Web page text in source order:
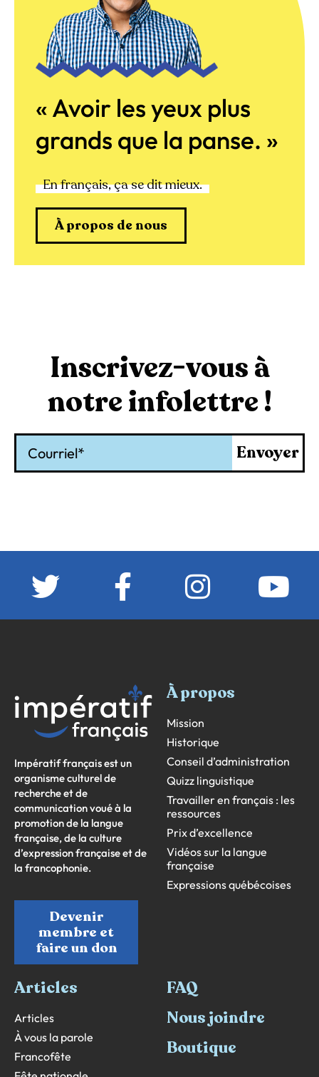
« Avoir les yeux plus
grands que la panse. »
En français, ça se dit mieux.
À propos de nous
Inscrivez-vous à
notre infolettre !
Envoyer
Impératif français est un
organisme culturel de
recherche et de
communication voué à la
promotion de la langue
française, de la culture
d’expression française et de
la francophonie.
Devenir
membre et
faire un don
À propos
Mission
Historique
Conseil d’administration
Quizz linguistique
Travailler en français : les
ressources
Prix d’excellence
Vidéos sur la langue
française
Expressions québécoises
Articles
Articles
À vous la parole
Francofête
FAQ
Nous joindre
Boutique